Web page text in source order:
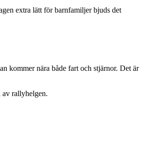
extra lätt för barnfamiljer bjuds det
kommer nära både fart och stjärnor. Det är
av rallyhelgen.